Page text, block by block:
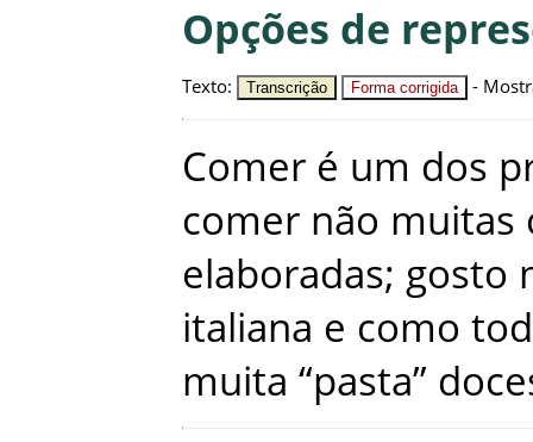
Opções de
Texto: Transcrição Forma corrigida -
Comer é um dos
comer não muitas
elaboradas; gosto
italiana e como
muita “pasta”